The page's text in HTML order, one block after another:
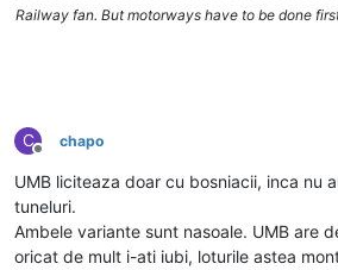
Railway fan. But motorways have to be done
C
Deconectat
chapo
UMB liciteaza doar cu bosniacii, inca nu
tuneluri.
Ambele variante sunt nasoale. UMB are
oricat de mult i-ati iubi, loturile astea